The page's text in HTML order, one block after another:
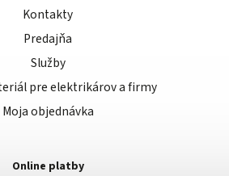
Kontakty
Predajňa
Služby
pre elektrikárov a firmy
Moja objednávka
Online platby